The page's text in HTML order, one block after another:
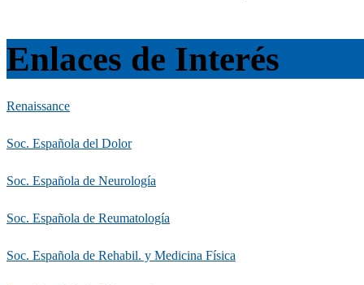
Enlaces de Interés
Renaissance
Soc. Española del Dolor
Soc. Española de Neurología
Soc. Española de Reumatología
Soc. Española de Rehabil. y Medicina Física